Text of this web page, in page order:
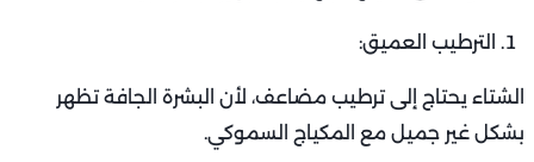
الترطيب العميق:
الشتاء يحتاج إلى ترطيب مضاعف، لأن البشرة الجافة تظهر
بشكل غير جميل مع المكياج السموكي.